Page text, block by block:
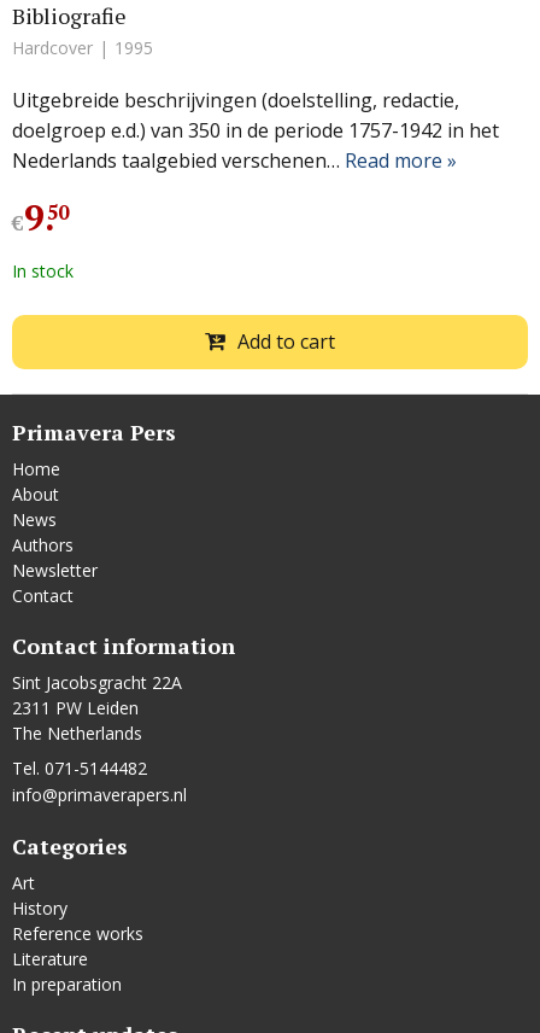
Bibliografie
Hardcover 1995
Uitgebreide beschrijvingen (doelstelling, redactie,
doelgroep e.d.) van 350 in de periode 1757-1942 in het
Nederlands taalgebied verschenen… Read more »
€9.
50
In stock
Add to cart
Primavera Pers
Home
About
News
Authors
Newsletter
Contact
Contact information
Sint Jacobsgracht 22A
2311 PW Leiden
The Netherlands
Tel. 071-5144482
info@primaverapers.nl
Categories
Art
History
Reference works
Literature
In preparation